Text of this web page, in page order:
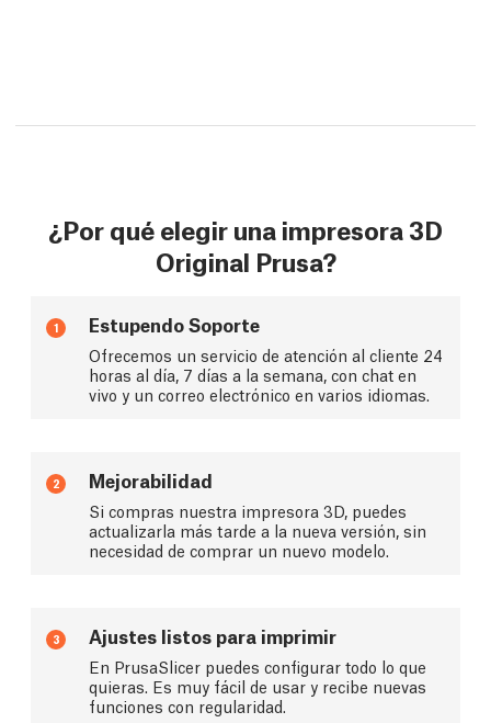
¿Por qué elegir una impresora 3D
Original Prusa?
1 Estupendo Soporte
Ofrecemos un servicio de atención al cliente 24
horas al día, 7 días a la semana, con chat en
vivo y un correo electrónico en varios idiomas.
2 Mejorabilidad
Si compras nuestra impresora 3D, puedes
actualizarla más tarde a la nueva versión, sin
necesidad de comprar un nuevo modelo.
3 Ajustes listos para imprimir
En PrusaSlicer puedes configurar todo lo que
quieras. Es muy fácil de usar y recibe nuevas
funciones con regularidad.